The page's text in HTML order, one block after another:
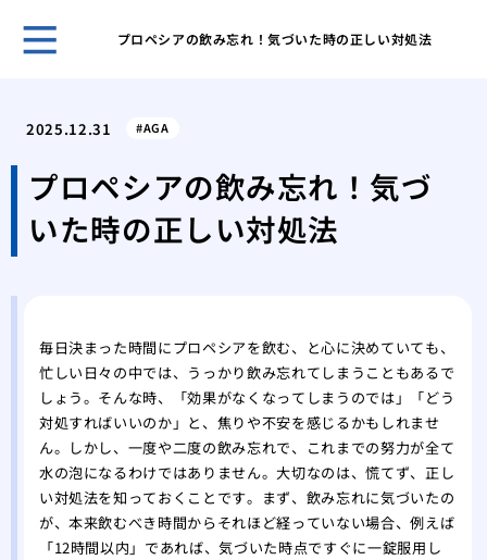
プロペシアの飲み忘れ！気づいた時の正しい対処法
ケ
脱
効で
薄
を
自
2025.12.31 AGA
プロペシアの飲み忘れ！気づ
いた時の正しい対処法
毎日決まった時間にプロペシアを飲む、と心に決めていても、
忙しい日々の中では、うっかり飲み忘れてしまうこともあるで
しょう。そんな時、「効果がなくなってしまうのでは」「どう
対処すればいいのか」と、焦りや不安を感じるかもしれませ
ん。しかし、一度や二度の飲み忘れで、これまでの努力が全て
水の泡になるわけではありません。大切なのは、慌てず、正し
い対処法を知っておくことです。まず、飲み忘れに気づいたの
が、本来飲むべき時間からそれほど経っていない場合、例えば
「12時間以内」であれば、気づいた時点ですぐに一錠服用し